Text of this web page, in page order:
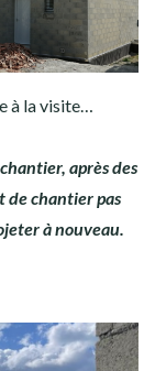
à la visite…
après des
de chantier pas
à nouveau.